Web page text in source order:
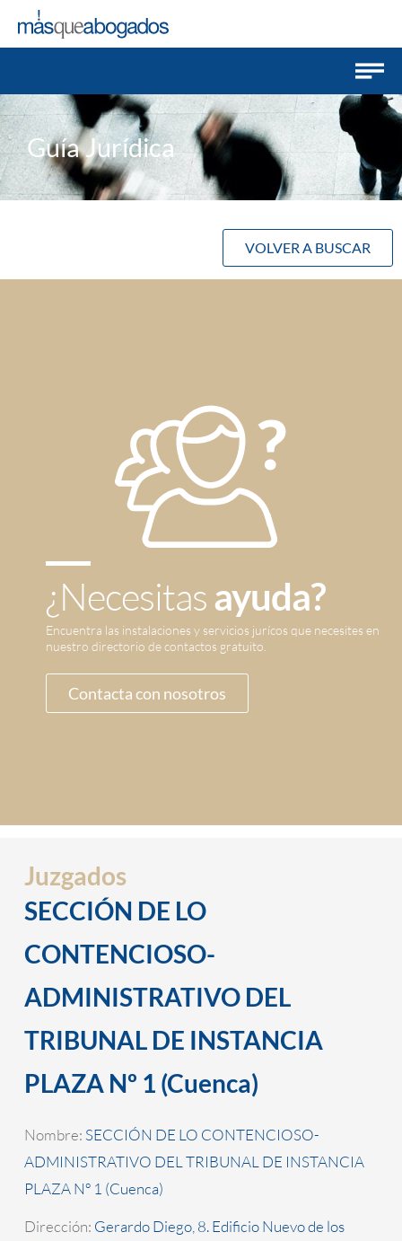
Guía Jurídica
VOLVER A BUSCAR
¿Necesitasayuda?
Encuentra las instalaciones y servicios jurícos que necesites en
nuestro directorio de contactos gratuito.
Contacta con nosotros
Juzgados
SECCIÓN DE LO
CONTENCIOSO-
ADMINISTRATIVO DEL
TRIBUNAL DE INSTANCIA
PLAZA Nº 1 (Cuenca)
Nombre: SECCIÓN DE LO CONTENCIOSO-
ADMINISTRATIVO DEL TRIBUNAL DE INSTANCIA
PLAZA Nº 1 (Cuenca)
Dirección: Gerardo Diego, 8. Edificio Nuevo de los